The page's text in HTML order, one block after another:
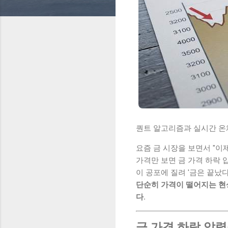
퀀트 알고리즘과 실시간
요즘 금 시장을 보면서 "이
가격만 보면 금 가격 하락
이 공포에 질려 '금은 끝났
단순히 가격이 떨어지는
다.